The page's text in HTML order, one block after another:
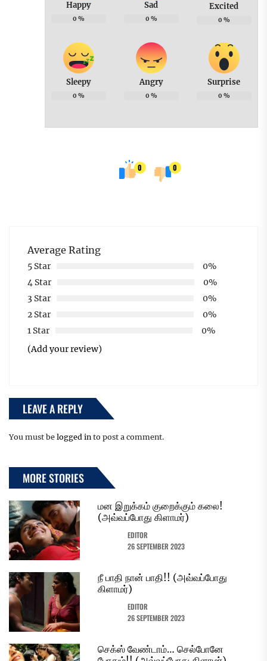
Happy
0 %
Sad
0 %
Excited
0 %
Sleepy
0 %
Angry
0 %
Surprise
0 %
0 0
Average Rating
5 Star
0%
4 Star
0%
3 Star
0%
2 Star
0%
1 Star
0%
(Add your review)
LEAVE A REPLY
You must be logged in to post a comment.
MORE STORIES
மன இறுக்கம் குறைக்கும் கலை!
(அவ்வப்போது கிளாமர்)
EDITOR
26 SEPTEMBER 2023
நீ பாதி நான் பாதி!! (அவ்வப்போது
கிளாமர்)
EDITOR
26 SEPTEMBER 2023
செக்ஸ் வேண்டாம்… செல்போனே